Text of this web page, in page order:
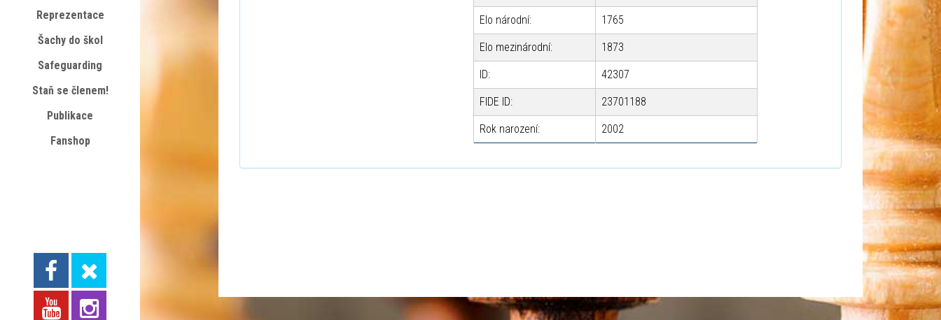
Elo národní: 1765
Elo mezinárodní: 1873
ID: 42307
FIDE ID: 23701188
Rok narození: 2002
Reprezentace
Šachy do škol
Safeguarding
Staň se členem!
Publikace
Fanshop